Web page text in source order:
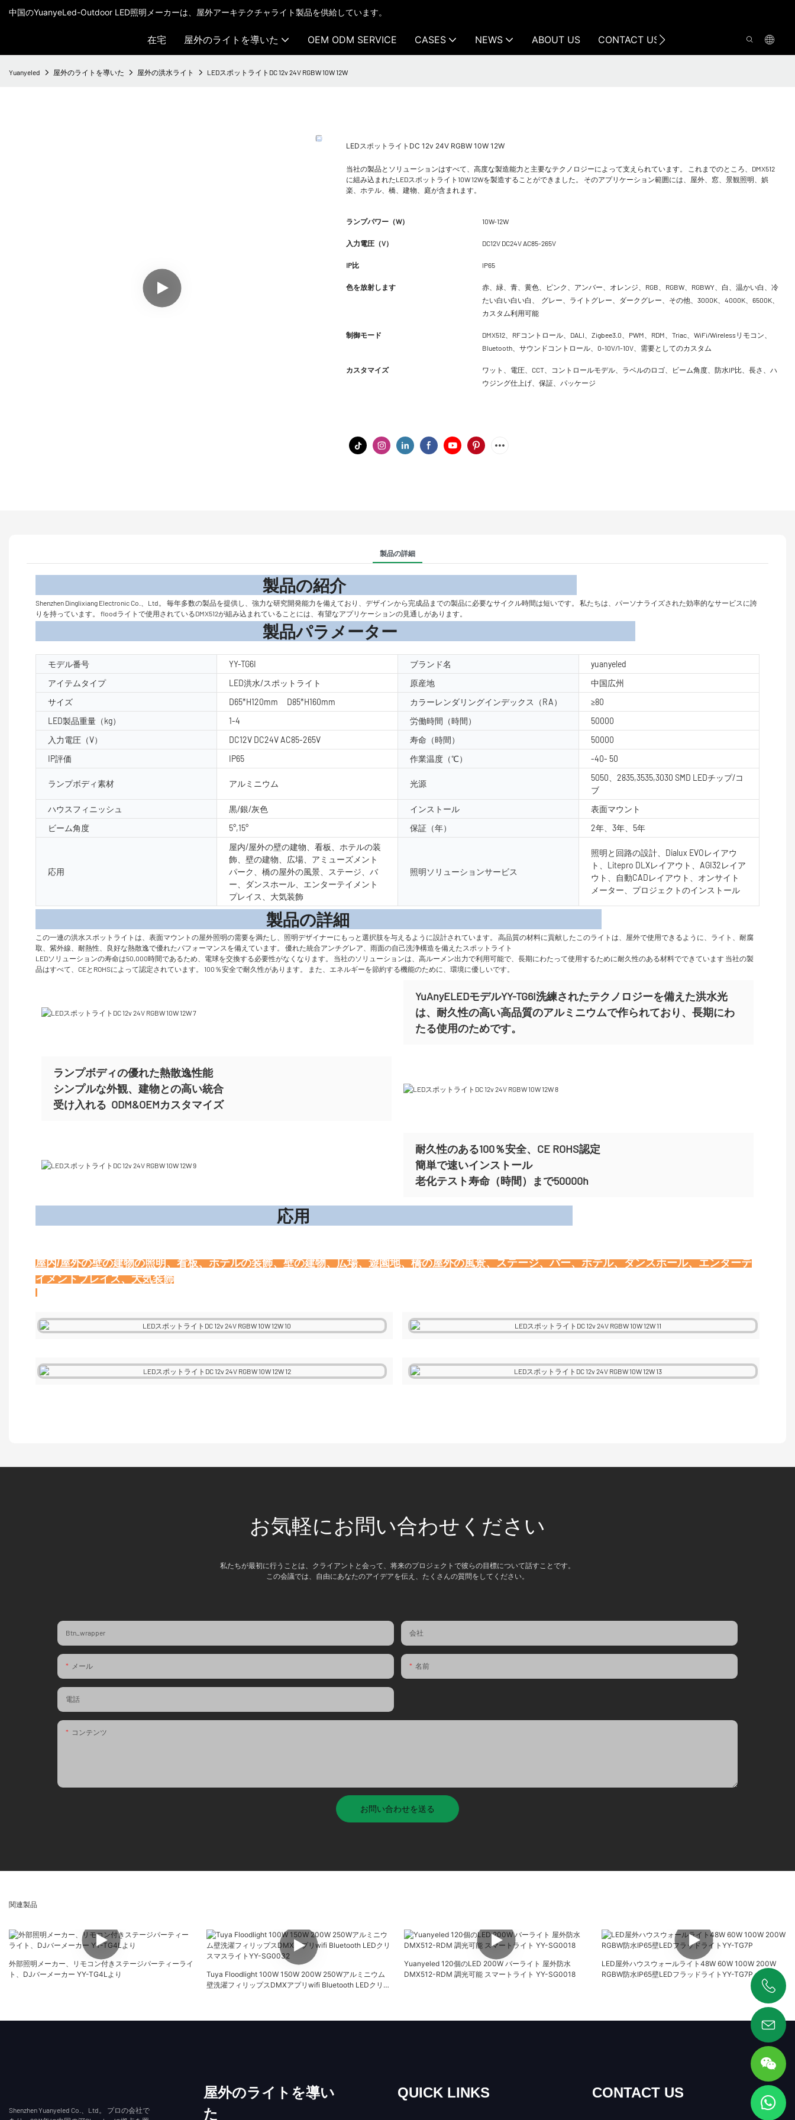
中国のYuanyeLed-Outdoor LED照明メーカーは、屋外アーキテクチャライト製品を供給しています。
在宅 屋外のライトを導いた OEM ODM SERVICE CASES NEWS ABOUT US CONTACT US
Yuanyeled 屋外のライトを導いた 屋外の洪水ライト LEDスポットライトDC 12v 24V RGBW 10W 12W
LEDスポットライトDC 12v 24V RGBW 10W 12W
当社の製品とソリューションはすべて、高度な製造能力と主要なテクノロジーによって支えられています。 これまでのところ、DMX512
に組み込まれたLEDスポットライト10W 12Wを製造することができました。 そのアプリケーション範囲には、屋外、窓、景観照明、娯
楽、ホテル、橋、建物、庭が含まれます。
ランプパワー（W） 10W-12W
入力電圧（V） DC12V DC24V AC85-265V
IP比 IP65
色を放射します
赤、緑、青、黄色、ピンク、アンバー、オレンジ、RGB、RGBW、RGBWY、白、温かい白、冷
たい白い白い白、 グレー、ライトグレー、ダークグレー、その他、3000K、4000K、6500K、
カスタム利用可能
制御モード
DMX512、RFコントロール、DALI、Zigbee3.0、PWM、RDM、Triac、WiFi/Wirelessリモコン、
Bluetooth、サウンドコントロール、0-10V/1-10V、需要としてのカスタム
カスタマイズ
ワット、電圧、CCT、コントロールモデル、ラベルのロゴ、ビーム角度、防水IP比、長さ、ハ
ウジング仕上げ、保証、パッケージ
製品の詳細
製品の紹介
Shenzhen Dinglixiang Electronic Co.、Ltd。 毎年多数の製品を提供し、強力な研究開発能力を備えており、デザインから完成品までの製品に必要なサイクル時間は短いです。 私たちは、パーソナライズされた効率的なサービスに誇
りを持っています。 floodライトで使用されているDMX512が組み込まれていることには、有望なアプリケーションの見通しがあります。
製品パラメーター
モデル番号 YY-TG6I ブランド名
yuanyeled
アイテムタイプ
LED洪水/スポットライト 原産地
中国広州
サイズ
D65*H120mm D85*H160mm カラーレンダリングインデックス（RA）
≥80
LED製品重量（kg）
1-4 労働時間（時間）
50000
入力電圧（V）
DC12V DC24V AC85-265V 寿命（時間）
50000
IP評価
IP65 作業温度（℃） -40- 50
ランプボディ素材 アルミニウム 光源
5050、2835,3535,3030 SMD LEDチップ/コ
ブ
ハウスフィニッシュ
黒/銀/灰色 インストール
表面マウント
ビーム角度
5°,15° 保証（年） 2年、3年、5年
応用
屋内/屋外の壁の建物、看板、ホテルの装
飾、壁の建物、広場、アミューズメント
パーク、橋の屋外の風景、ステージ、バ
ー、ダンスホール、エンターテイメント
プレイス、大気装飾
照明ソリューションサービス
照明と回路の設計、Dialux EVOレイアウ
ト、Litepro DLXレイアウト、AGI32レイア
ウト、自動CADレイアウト、オンサイト
メーター、プロジェクトのインストール
製品の詳細
この一連の洪水スポットライトは、表面マウントの屋外照明の需要を満たし、照明デザイナーにもっと選択肢を与えるように設計されています。 高品質の材料に貢献したこのライトは、屋外で使用できるように、ライト、耐腐
取、紫外線、耐熱性、良好な熱散逸で優れたパフォーマンスを備えています。 優れた統合アンチグレア、雨面の自己洗浄構造を備えたスポットライト
LEDソリューションの寿命は50,000時間であるため、電球を交換する必要性がなくなります。 当社のソリューションは、高ルーメン出力で利用可能で、長期にわたって使用するために耐久性のある材料でできています 当社の製
品はすべて、CEとROHSによって認定されています。 100％安全で耐久性があります。 また、エネルギーを節約する機能のために、環境に優しいです。
YuAnyELEDモデルYY-TG6I洗練されたテクノロジーを備えた洪水光
は、耐久性の高い高品質のアルミニウムで作られており、長期にわ
たる使用のためです。
ランプボディの優れた熱散逸性能
シンプルな外観、建物との高い統合
受け入れる ODM&OEMカスタマイズ
耐久性のある100％安全、CE ROHS認定
簡単で速いインストール
老化テスト寿命（時間）まで50000h
応用
屋内/屋外の壁の建物の照明、看板、ホテルの装飾、壁の建物、広場、遊園地、橋の屋外の風景、ステージ、バー、ホテル、ダンスホール、エンターテ
お気軽にお問い合わせください
私たちが最初に行うことは、クライアントと会って、将来のプロジェクトで彼らの目標について話すことです。
この会議では、自由にあなたのアイデアを伝え、たくさんの質問をしてください。
Btn_wrapper 会社
メール 名前
電話
コンテンツ
お問い合わせを送る
関連製品
外部照明メーカー、リモコン付きステージパーティーライ
ト、DJバーメーカー YY-TG4Lより
Tuya Floodlight 100W 150W 200W 250Wアルミニウム
壁洗濯フィリップスDMXアプリwifi Bluetooth LEDクリス
Yuanyeled 120個のLED 200W バーライト 屋外防水
DMX512-RDM 調光可能 スマートライト YY-SG0018
LED屋外ハウスウォールライト48W 60W 100W 200W
RGBW防水IP65壁LEDフラッドライトYY-TG7P
Shenzhen Yuanyeled Co.、Ltd。 プロの会社で
屋外のライトを導い
た
QUICK LINKS CONTACT US